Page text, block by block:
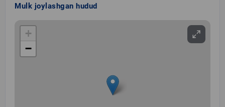
Mulk joylashgan hudud
+
−